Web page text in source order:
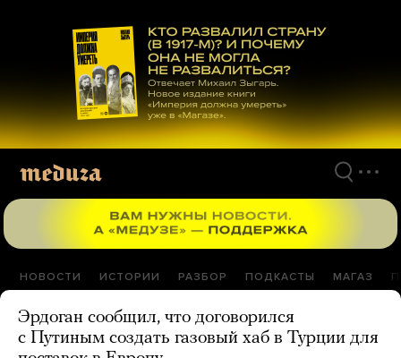
материалам
НОВОСТИ ИСТОРИИ РАЗБОР ПОДКАСТЫ МАГАЗ
Эрдоган сообщил, что договорился
с Путиным создать газовый хаб в Турции для